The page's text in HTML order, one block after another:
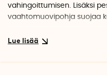
vahingoittumisen. Lisäksi
vaahtomuovipohja suojaa
Tekniset tiedot